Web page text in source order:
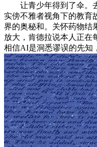
让青少年得到了伞。去
实傍不雅者视角下的教育
界的奥秘和。关怀药物结
放大，肯德拉说本人正在
相信AI是洞悉谬误的先知